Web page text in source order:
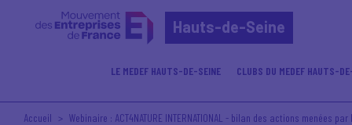
Hauts-de-Seine
LE MEDEF HAUTS-DE-SEINE CLUBS DU MEDEF HAUTS-
Accueil Webinaire : ACT4NATURE INTERNATIONAL - bilan des actions menées